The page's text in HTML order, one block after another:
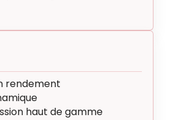
rendement
haut de gamme